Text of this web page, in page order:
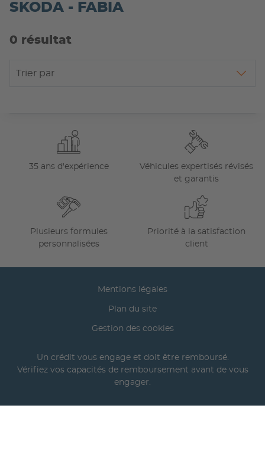
SKODA - FABIA
0 résultat
Trier par
35 ans d'expérience
Véhicules expertisés révisés
et garantis
Plusieurs formules
personnalisées
Priorité à la satisfaction
client
Mentions légales
Plan du site
Gestion des cookies
Un crédit vous engage et doit être remboursé.
Vérifiez vos capacités de remboursement avant de vous
engager.